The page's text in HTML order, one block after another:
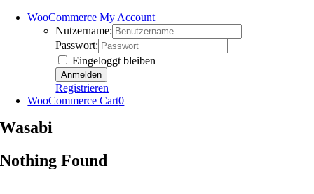
WooCommerce My Account
Nutzername:
Passwort:
Eingeloggt bleiben
Registrieren
WooCommerce Cart0
Wasabi
Nothing Found